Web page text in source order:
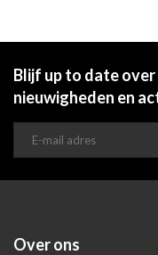
Blijf up to date
nieuwigheden en
Over ons